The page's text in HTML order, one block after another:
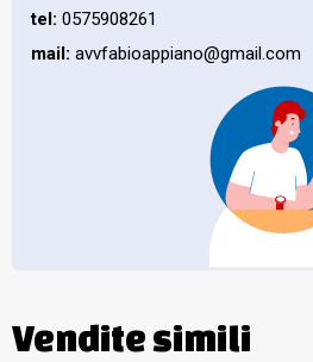
tel: 0575908261
mail: avvfabioappiano@gmail.com
Vendite simili